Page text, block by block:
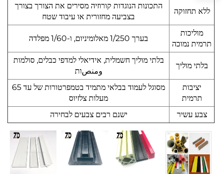
ללא תחזוקה
התכונות הנוגדות קורוזיה מסירים את הצורך בצורך
בצביעה מחזורית או עיבוד שטח
מוליכות
תרמית נמוכה
בערך 1/250 מאלומיניום, ו-1/60 מפלדה
בלתי מוליך
בלתי מוליך חשמלית, אידיאלי למדפי כבלים, סולמות
ومنصות
יציבות
תרמית
מסוגל לעמוד בבלאי מתמיד בטמפרטורות של עד 65
מעלות צלזיוס
צבע עשיר
ישנם רבים צבעים לבחירה